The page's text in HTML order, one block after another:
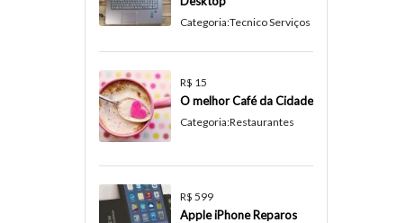
Categoria:Tecnico Serviços
R$ 15
O melhor Café da Cidade
Categoria:Restaurantes
R$ 599
Apple iPhone Reparos